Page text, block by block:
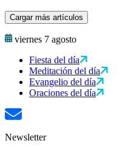
Cargar más artículos
viernes 7 agosto
Fiesta del día
Meditación del día
Evangelio del día
Oraciones del día
Newsletter